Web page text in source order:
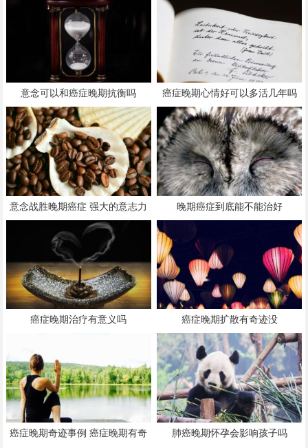
意念可以和癌症晚期抗衡吗 癌症晚期心情好可以多活几年吗
意念战胜晚期癌症 强大的意志力
可以战胜癌症晚期吗
晚期癌症到底能不能治好
癌症晚期治疗有意义吗 癌症晚期扩散有奇迹没
癌症晚期奇迹事例 癌症晚期有奇
肺癌晚期怀孕会影响孩子吗